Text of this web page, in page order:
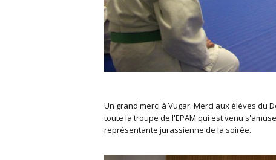
Un grand merci à Vugar. Merci aux élèves du
toute la troupe de l'EPAM qui est venu
représentante jurassienne de la soirée.